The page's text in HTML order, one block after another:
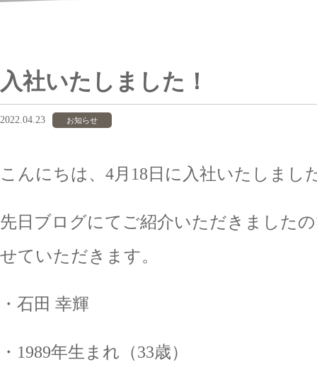
入社いたしました！
2022.04.23 お知らせ
こんにちは、4月18日に入社いたしまし
先日ブログにてご紹介いただきました
せていただきます。
・石田 幸輝
・1989年生まれ（33歳）